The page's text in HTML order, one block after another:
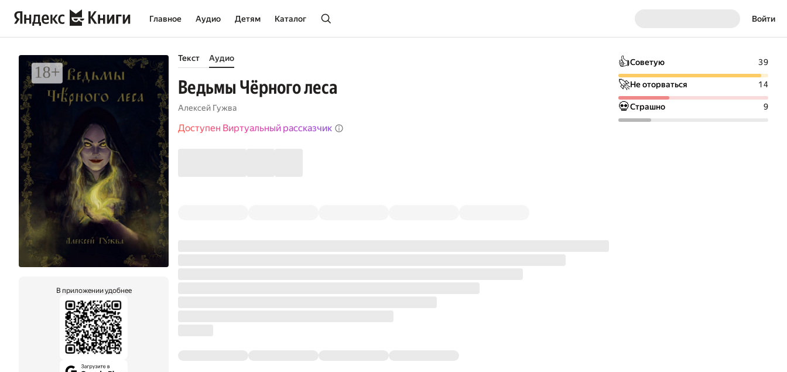
Главное Аудио Детям Каталог Войти
В приложении удобнее
Текст Аудио
Ведьмы Чёрного леса
Алексей Гужва
Доступен Виртуальный рассказчик
👍Советую 39
🚀Не оторваться 14
💀Страшно 9